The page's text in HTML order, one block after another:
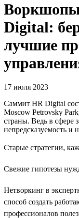
Digital:
лучшие
17 июля 2023
Саммит HR Digital
Moscow Petrovsky
страны. Ведь в сфере
непредсказуемость и
Старые стратегии,
Свежие гипотезы
Нетворкинг в
способ создать
профессионалов